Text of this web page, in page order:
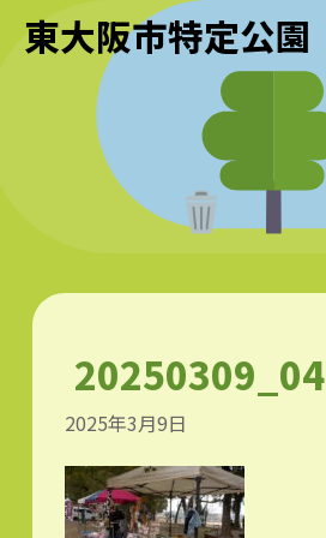
東大阪市特定公園
20250309_04
2025年3月9日